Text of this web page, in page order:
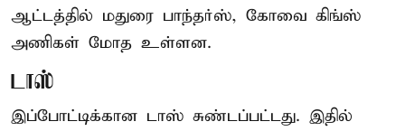
ஆட்டத்தில் மதுரை பாந்தர்ஸ், கோவை கிங்ஸ்
அணிகள் மோத உள்ளன.
டாஸ்
இப்போட்டிக்கான டாஸ் சுண்டப்பட்டது. இதில்